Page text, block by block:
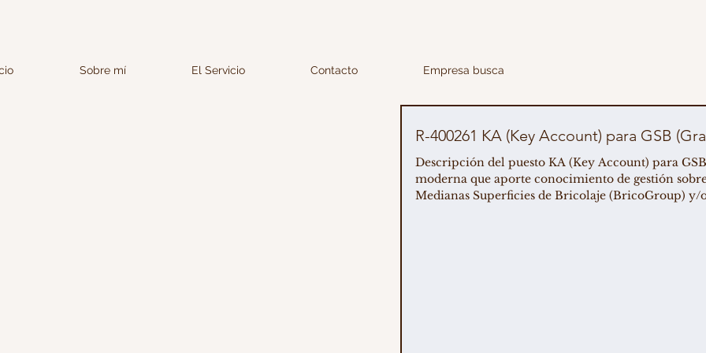
Sobre mí El Servicio Contacto Empresa busca
R-400261 KA (Key Account) para GSB
Descripción del puesto KA (Key Account) para GSB (Gran Distribución de Bricolaje) Buscamos un profesional con experiencia en la distribución
moderna que aporte conocimiento de gestión
Medianas Superficies de Bricolaje (BricoGroup)